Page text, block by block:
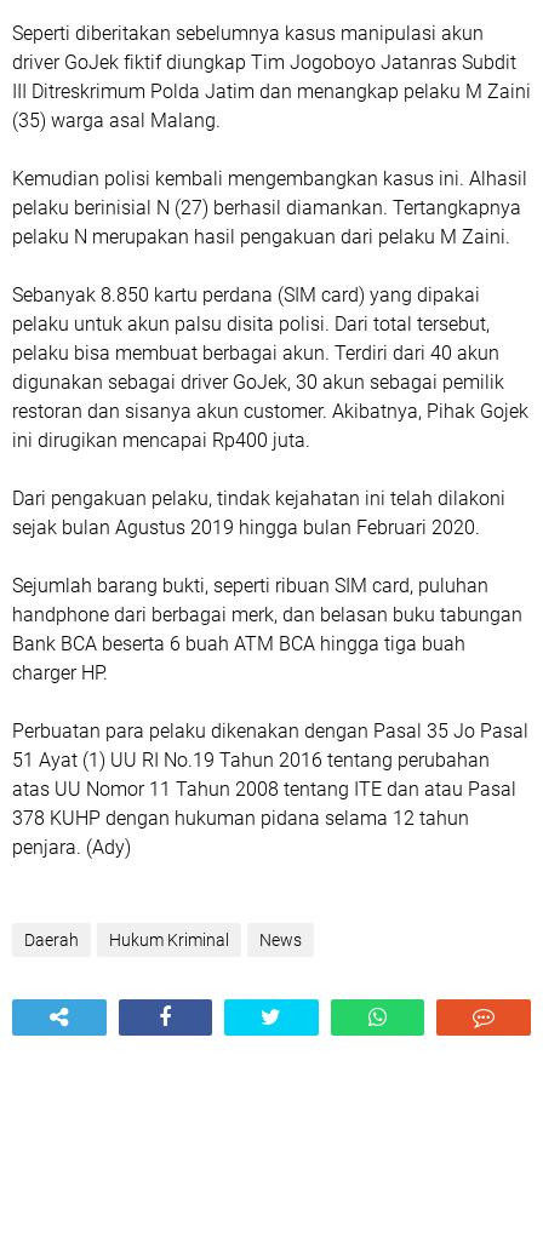
Seperti diberitakan sebelumnya kasus manipulasi akun
driver GoJek fiktif diungkap Tim Jogoboyo Jatanras Subdit
III Ditreskrimum Polda Jatim dan menangkap pelaku M Zaini
(35) warga asal Malang.
Kemudian polisi kembali mengembangkan kasus ini. Alhasil
pelaku berinisial N (27) berhasil diamankan. Tertangkapnya
pelaku N merupakan hasil pengakuan dari pelaku M Zaini.
Sebanyak 8.850 kartu perdana (SIM card) yang dipakai
pelaku untuk akun palsu disita polisi. Dari total tersebut,
pelaku bisa membuat berbagai akun. Terdiri dari 40 akun
digunakan sebagai driver GoJek, 30 akun sebagai pemilik
restoran dan sisanya akun customer. Akibatnya, Pihak Gojek
ini dirugikan mencapai Rp400 juta.
Dari pengakuan pelaku, tindak kejahatan ini telah dilakoni
sejak bulan Agustus 2019 hingga bulan Februari 2020.
Sejumlah barang bukti, seperti ribuan SIM card, puluhan
handphone dari berbagai merk, dan belasan buku tabungan
Bank BCA beserta 6 buah ATM BCA hingga tiga buah
charger HP.
Perbuatan para pelaku dikenakan dengan Pasal 35 Jo Pasal
51 Ayat (1) UU RI No.19 Tahun 2016 tentang perubahan
atas UU Nomor 11 Tahun 2008 tentang ITE dan atau Pasal
378 KUHP dengan hukuman pidana selama 12 tahun
penjara. (Ady)
Daerah Hukum Kriminal News